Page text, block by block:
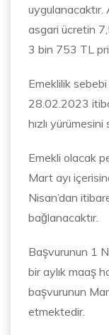
uygulanacaktır.
asgari ücretin
3 bin 753 TL
Emeklilik sebebi
28.02.2023
hızlı
Emekli olacak
Mart ayı
Nisan’dan
bağlanacaktır.
Başvurunun 1
bir aylık maaş
başvurunun
etmektedir.